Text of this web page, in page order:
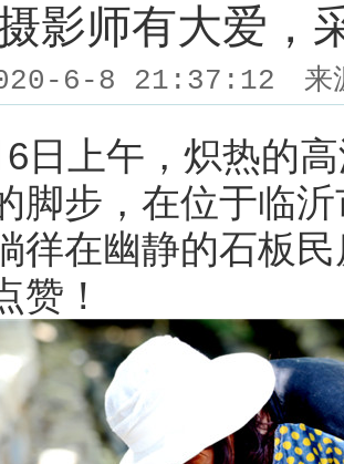
影师有大爱，
6-8 21:37:12 来
上午，炽热的高
脚步，在位于临
徉在幽静的石板
赞！